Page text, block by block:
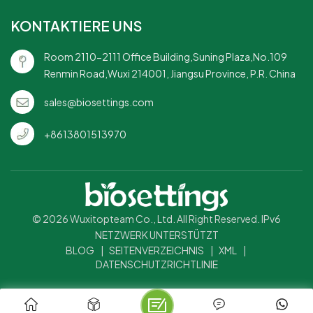
Verbraucher und
Unternehmen.Eine
Fokus auf
Nachhaltigkeit.Trägt
dazu bei, Plastikmüll zu
reduzieren und
unterstützt einen
KONTAKTIERE UNS
Room 2110-2111 Office Building,Suning Plaza,No.109
Renmin Road,Wuxi 214001, Jiangsu Province, P.R. China
sales@biosettings.com
+8613801513970
© 2026 Wuxitopteam Co., Ltd. All Right Reserved. IPv6
NETZWERK UNTERSTÜTZT
BLOG
| SEITENVERZEICHNIS | XML
|
DATENSCHUTZRICHTLINIE